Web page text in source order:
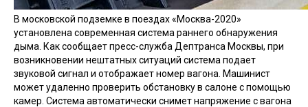
В московской подземке в поездах «Москва-2020»
установлена современная система раннего обнаружения
дыма. Как сообщает пресс-служба Дептранса Москвы, при
возникновении нештатных ситуаций система подает
звуковой сигнал и отображает номер вагона. Машинист
может удаленно проверить обстановку в салоне с помощью
камер. Система автоматически снимет напряжение с вагона